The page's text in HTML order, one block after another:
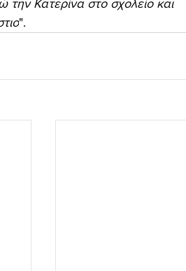
Κατερίνα στο σχολείο και
".